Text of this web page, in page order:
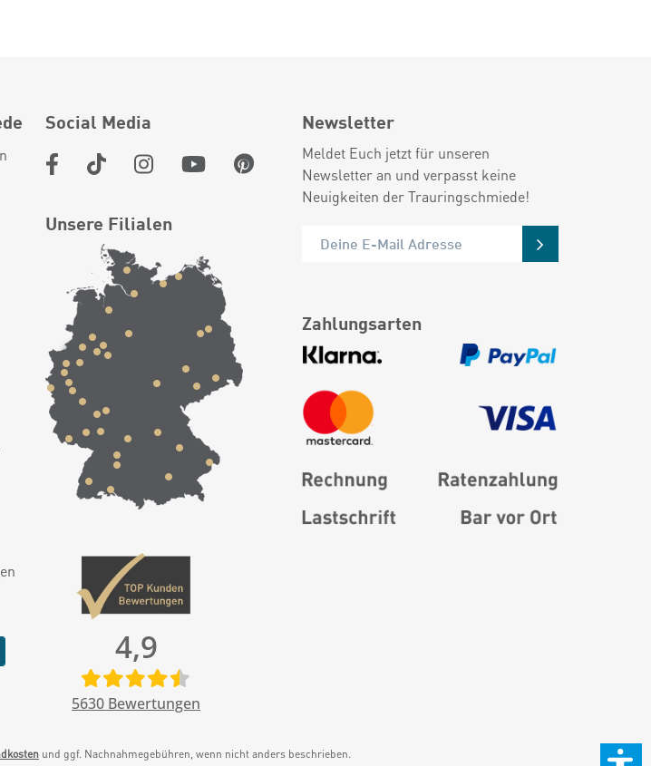
Social Media
Unsere Filialen
4,9
5630 Bewertungen
Newsletter
Meldet Euch jetzt für unseren
Newsletter an und verpasst keine
Neuigkeiten der Trauringschmiede!
Zahlungsarten
und ggf. Nachnahmegebühren, wenn nicht anders beschrieben.